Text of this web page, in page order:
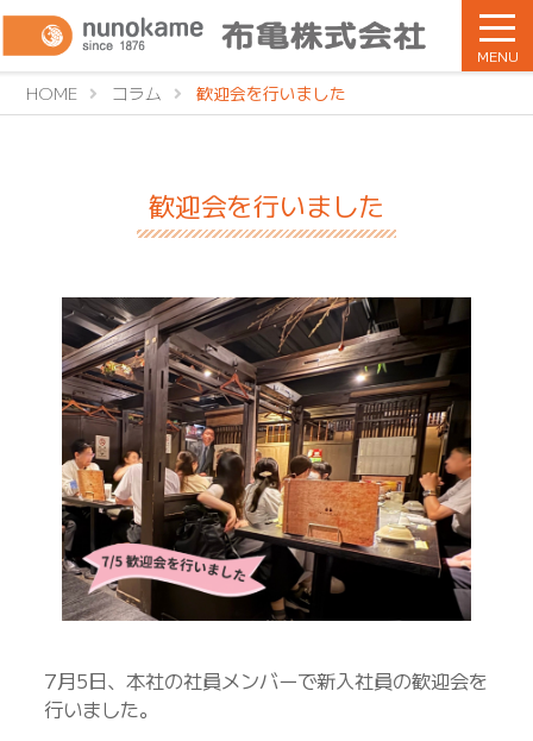
MENU
HOME コラム 歓迎会を行いました
歓迎会を行いました
7月5日、本社の社員メンバーで新入社員の歓迎会を
行いました。